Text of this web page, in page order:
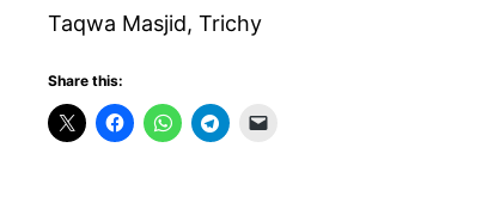
Taqwa Masjid, Trichy
Share this: